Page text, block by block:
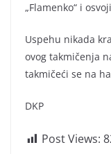
„Flamenko“ i
Uspehu nikada
ovog takmičenja
takmičeći se na
DKP
Post Views: